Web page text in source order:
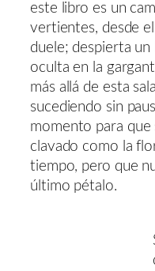
este libro es un
vertientes, desde
duele; despierta
oculta en la
más allá de esta
sucediendo sin
momento para que
clavado como la
tiempo, pero que
último pétalo.